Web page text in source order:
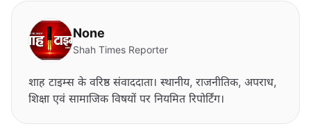
None
Shah Times Reporter
शाह टाइम्स के वरिष्ठ संवाददाता। स्थानीय, राजनीतिक, अपराध,
शिक्षा एवं सामाजिक विषयों पर नियमित रिपोर्टिंग।